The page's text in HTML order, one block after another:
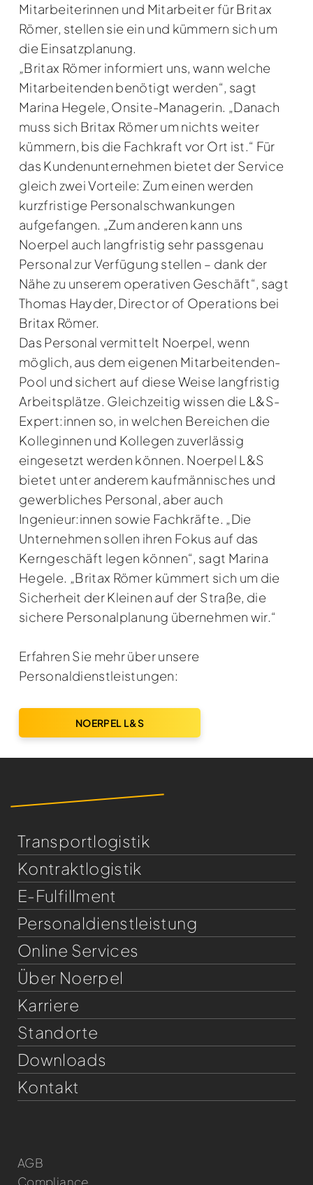
Mitarbeiterinnen und Mitarbeiter für Britax
Römer, stellen sie ein und kümmern sich um
die Einsatzplanung.
„Britax Römer informiert uns, wann welche
Mitarbeitenden benötigt werden“, sagt
Marina Hegele, Onsite-Managerin. „Danach
muss sich Britax Römer um nichts weiter
kümmern, bis die Fachkraft vor Ort ist.“ Für
das Kundenunternehmen bietet der Service
gleich zwei Vorteile: Zum einen werden
kurzfristige Personalschwankungen
aufgefangen. „Zum anderen kann uns
Noerpel auch langfristig sehr passgenau
Personal zur Verfügung stellen – dank der
Nähe zu unserem operativen Geschäft“, sagt
Thomas Hayder, Director of Operations bei
Britax Römer.
Das Personal vermittelt Noerpel, wenn
möglich, aus dem eigenen Mitarbeitenden-
Pool und sichert auf diese Weise langfristig
Arbeitsplätze. Gleichzeitig wissen die L&S-
Expert:innen so, in welchen Bereichen die
Kolleginnen und Kollegen zuverlässig
eingesetzt werden können. Noerpel L&S
bietet unter anderem kaufmännisches und
gewerbliches Personal, aber auch
Ingenieur:innen sowie Fachkräfte. „Die
Unternehmen sollen ihren Fokus auf das
Kerngeschäft legen können“, sagt Marina
Hegele. „Britax Römer kümmert sich um die
Sicherheit der Kleinen auf der Straße, die
sichere Personalplanung übernehmen wir.“
Erfahren Sie mehr über unsere
Personaldienstleistungen:
NOERPEL L&S
Transportlogistik
Kontraktlogistik
E-Fulfillment
Personaldienst­leistung
Online Services
Über Noerpel
Karriere
Standorte
Downloads
Kontakt
AGB
Compliance